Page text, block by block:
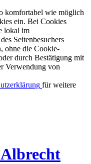
komfortabel wie möglich
ein. Bei Cookies
lokal im
Seitenbesuchers
ohne die Cookie-
durch Bestätigung mit
Verwendung von
für weitere